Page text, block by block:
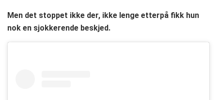
Men det stoppet ikke der, ikke lenge etterpå fikk hun
nok en sjokkerende beskjed.